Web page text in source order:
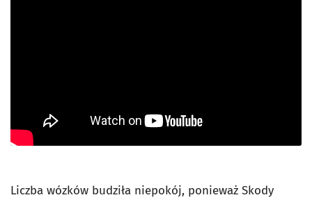
Liczba wózków budziła niepokój, ponieważ Skody